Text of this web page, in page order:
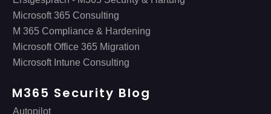
Microsoft 365 Consulting
M 365 Compliance & Hardening
Microsoft Office 365 Migration
Microsoft Intune Consulting
M365 Security Blog
Autopilot